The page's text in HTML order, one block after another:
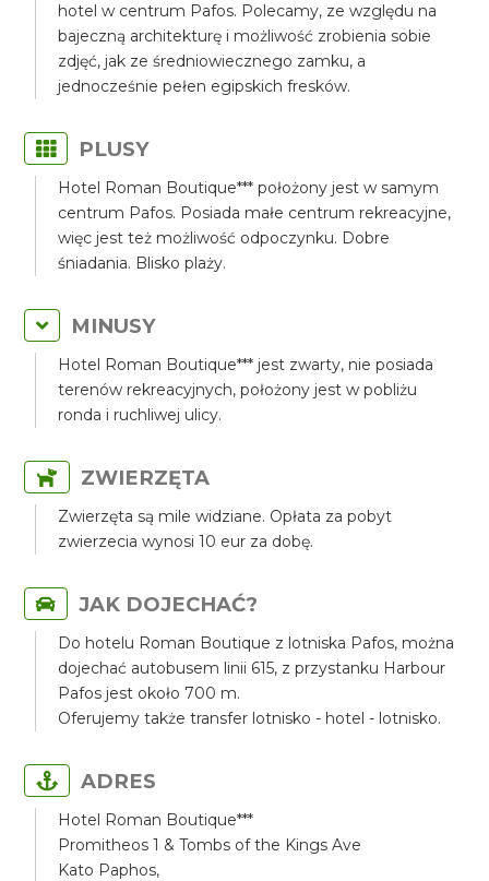
hotel w centrum Pafos. Polecamy, ze względu na
bajeczną architekturę i możliwość zrobienia sobie
zdjęć, jak ze średniowiecznego zamku, a
jednocześnie pełen egipskich fresków.
PLUSY
Hotel Roman Boutique*** położony jest w samym
centrum Pafos. Posiada małe centrum rekreacyjne,
więc jest też możliwość odpoczynku. Dobre
śniadania. Blisko plaży.
MINUSY
Hotel Roman Boutique*** jest zwarty, nie posiada
terenów rekreacyjnych, położony jest w pobliżu
ronda i ruchliwej ulicy.
ZWIERZĘTA
Zwierzęta są mile widziane. Opłata za pobyt
zwierzecia wynosi 10 eur za dobę.
JAK DOJECHAĆ?
Do hotelu Roman Boutique z lotniska Pafos, można
dojechać autobusem linii 615, z przystanku Harbour
Pafos jest około 700 m.
Oferujemy także transfer lotnisko - hotel - lotnisko.
ADRES
Hotel Roman Boutique***
Promitheos 1 & Tombs of the Kings Ave
Kato Paphos,